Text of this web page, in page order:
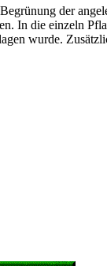
der
In die einzeln
wurde.